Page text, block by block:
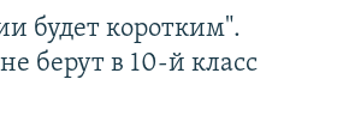
будет коротким".
берут в 10-й класс